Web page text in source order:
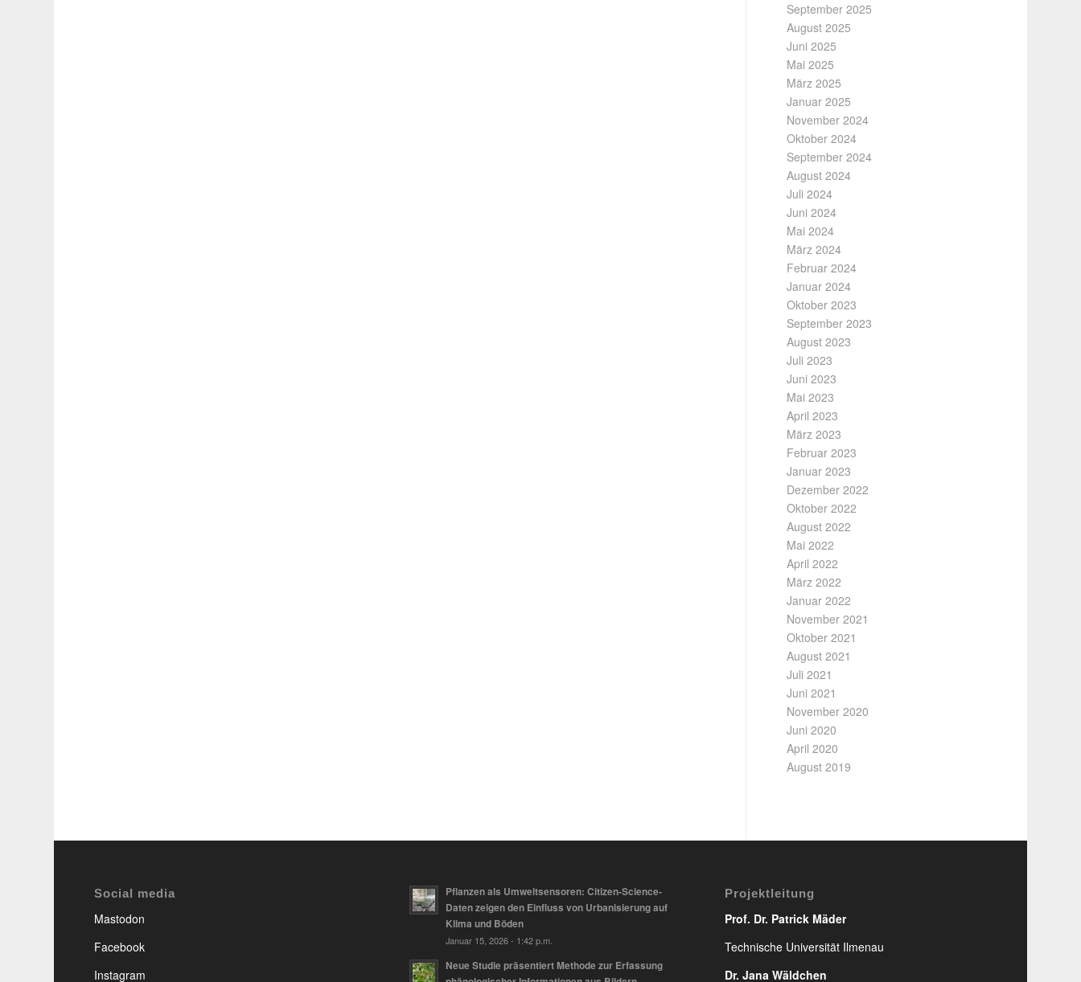
September 2025
August 2025
Juni 2025
Mai 2025
März 2025
Januar 2025
November 2024
Oktober 2024
September 2024
August 2024
Juli 2024
Juni 2024
Mai 2024
März 2024
Februar 2024
Januar 2024
Oktober 2023
September 2023
August 2023
Juli 2023
Juni 2023
Mai 2023
April 2023
März 2023
Februar 2023
Januar 2023
Dezember 2022
Oktober 2022
August 2022
Mai 2022
April 2022
März 2022
Januar 2022
November 2021
Oktober 2021
August 2021
Juli 2021
Juni 2021
November 2020
Juni 2020
April 2020
August 2019
Social media
Mastodon
Facebook
Instagram
Pflanzen als Umweltsensoren: Citizen-Science-
Daten zeigen den Einfluss von Urbanisierung auf
Klima und Böden
Januar 15, 2026 - 1:42 p.m.
Neue Studie präsentiert Methode zur Erfassung
Projektleitung
Prof. Dr. Patrick Mäder
Technische Universität Ilmenau
Dr. Jana Wäldchen